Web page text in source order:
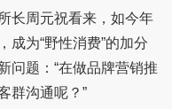
长周元祝看来，如今年
成为“野性消费”的加分
问题：“在做品牌营销推
群沟通呢？”